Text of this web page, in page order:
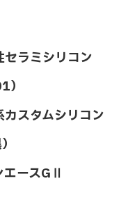
セラミシリコン
）
スタムシリコン
ースG Ⅱ